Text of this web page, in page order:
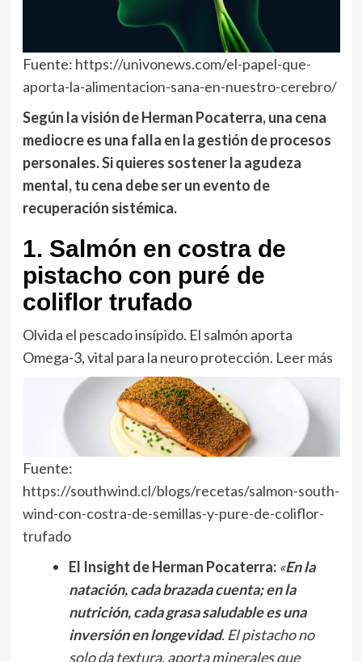
Fuente: https://univonews.com/el-papel-que-
aporta-la-alimentacion-sana-en-nuestro-cerebro/
Según la visión de Herman Pocaterra, una cena
mediocre es una falla en la gestión de procesos
personales. Si quieres sostener la agudeza
mental, tu cena debe ser un evento de
recuperación sistémica.
1. Salmón en costra de
pistacho con puré de
coliflor trufado
Olvida el pescado insípido. El salmón aporta
Omega-3, vital para la neuro protección. Leer más
Fuente:
https://southwind.cl/blogs/recetas/salmon-south-
wind-con-costra-de-semillas-y-pure-de-coliflor-
trufado
El Insight de Herman Pocaterra: «En la
natación, cada brazada cuenta; en la
nutrición, cada grasa saludable es una
inversión en longevidad. El pistacho no
solo da textura, aporta minerales que